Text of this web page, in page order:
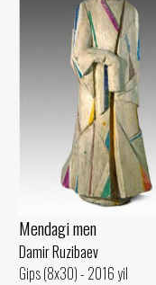
Mendagi men
Damir Ruzibaev
Gips (8x30) - 2016 yil